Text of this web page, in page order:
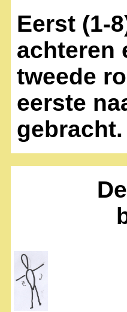
Eerst (1-
achteren
tweede
eerste
gebracht.